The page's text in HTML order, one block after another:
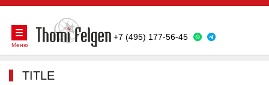
+7 (495) 177-56-45
Меню
TITLE